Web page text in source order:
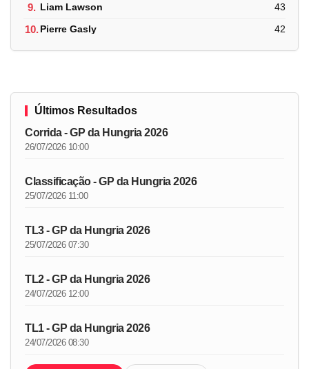
9. Liam Lawson 43
10.Pierre Gasly 42
Últimos Resultados
Corrida - GP da Hungria 2026
26/07/2026 10:00
Classificação - GP da Hungria 2026
25/07/2026 11:00
TL3 - GP da Hungria 2026
25/07/2026 07:30
TL2 - GP da Hungria 2026
24/07/2026 12:00
TL1 - GP da Hungria 2026
24/07/2026 08:30